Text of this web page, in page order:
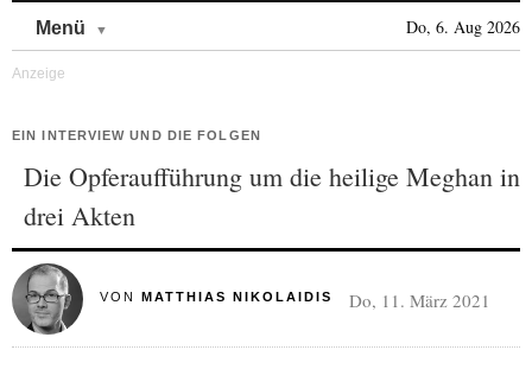
Menü Do, 6. Aug 2026
EIN INTERVIEW UND DIE FOLGEN
Die Opferaufführung um die heilige Meghan in
drei Akten
VON MATTHIAS NIKOLAIDIS Do, 11. März 2021